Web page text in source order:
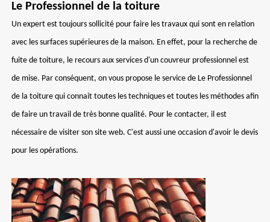
Le Professionnel de la toiture
Un expert est toujours sollicité pour faire les travaux qui sont en relation
avec les surfaces supérieures de la maison. En effet, pour la recherche de
fuite de toiture, le recours aux services d'un couvreur professionnel est
de mise. Par conséquent, on vous propose le service de Le Professionnel
de la toiture qui connait toutes les techniques et toutes les méthodes afin
de faire un travail de très bonne qualité. Pour le contacter, il est
nécessaire de visiter son site web. C'est aussi une occasion d'avoir le devis
pour les opérations.